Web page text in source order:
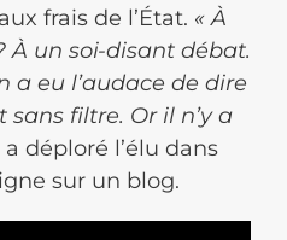
frais de l’État. « À
À un soi-disant débat.
a eu l’audace de dire
filtre. Or il n’y a
a déploré l’élu dans
sur un blog.